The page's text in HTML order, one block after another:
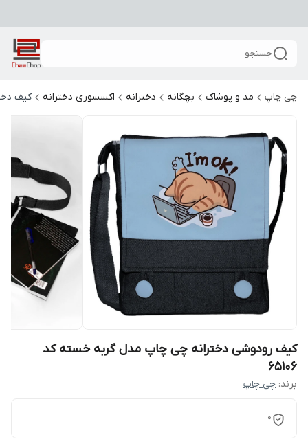
جستجو
چی چاپ مد و پوشاک بچگانه دخترانه اکسسوری دخترانه کیف
کیف رودوشی دخترانه چی چاپ مدل گربه خسته کد
65106
برند: چی چاپ
0